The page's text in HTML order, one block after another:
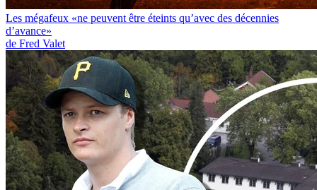
Les mégafeux «ne peuvent être éteints qu’avec des décennies
d’avance»
de Fred Valet